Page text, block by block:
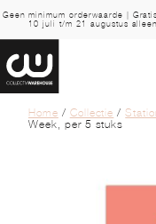
Geen minimum orderwaarde |
10 juli t/m 21 augustus
Home / Collectie /
Week, per 5 stuks